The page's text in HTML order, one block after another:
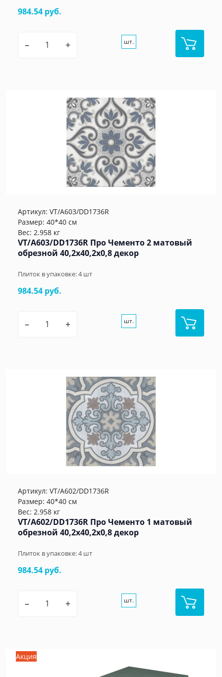
984.54 руб.
– + шт.
Артикул: VT/A603/DD1736R
Размер: 40*40 см
Вес: 2.958 кг
VT/A603/DD1736R Про Чементо 2 матовый
обрезной 40,2x40,2x0,8 декор
Плиток в упаковке:4шт
984.54 руб.
– + шт.
Артикул: VT/A602/DD1736R
Размер: 40*40 см
Вес: 2.958 кг
VT/A602/DD1736R Про Чементо 1 матовый
обрезной 40,2x40,2x0,8 декор
Плиток в упаковке:4шт
984.54 руб.
– + шт.
Акция